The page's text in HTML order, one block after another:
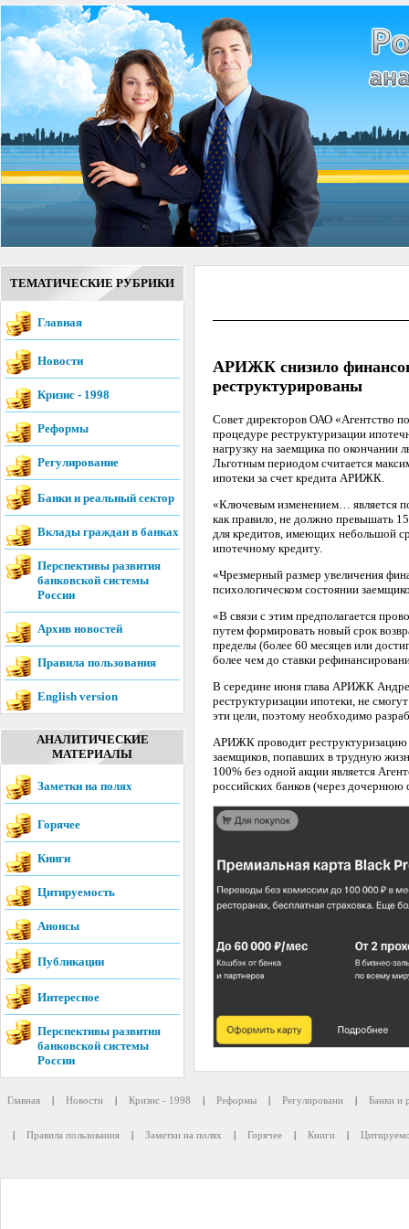
ТЕМАТИЧЕСКИЕ РУБРИКИ
Главная
Новости
Кризис - 1998
Реформы
Регулирование
Банки и реальный сектор
Вклады граждан в банках
Перспективы развития
банковской системы
России
Архив новостей
Правила пользования
English version
АНАЛИТИЧЕСКИЕ
МАТЕРИАЛЫ
Заметки на полях
Горячее
Книги
Цитируемость
Анонсы
Публикации
Интересное
Перспективы развития
банковской системы
России
АРИЖК снизило
реструктурированы
Совет директоров ОАО «Агентство
процедуре реструктуризации
нагрузку на заемщика по окончании
Льготным периодом считается
ипотеки за счет кредита АРИЖК.
«Ключевым изменением… является
как правило, не должно превышать
для кредитов, имеющих небольшой
ипотечному кредиту.
«Чрезмерный размер увеличения
психологическом состоянии
«В связи с этим предполагается
путем формировать новый срок
пределы (более 60 месяцев или
более чем до ставки
В середине июня глава АРИЖК
реструктуризации ипотеки, не
эти цели, поэтому необходимо
АРИЖК проводит реструктуризацию
заемщиков, попавших в трудную
100% без одной акции является
российских банков (через дочернюю
Главная | Новости | Кризис - 1998 | Реформы | Регулировани | Банки и
| Правила пользования | Заметки на полях | Горячее | Книги |